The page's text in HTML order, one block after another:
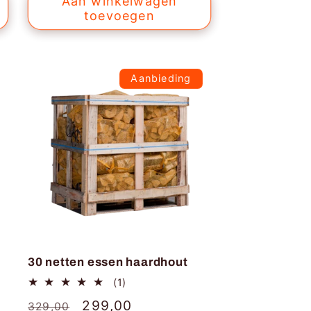
toevoegen
Aanbieding
30 netten essen haardhout
(1)
aantal
Normale
329,00 Aanbiedingsprijs
299,00